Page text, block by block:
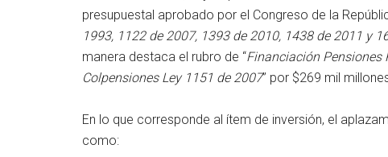
presupuestal aprobado por el Congreso de la
1993, 1122 de 2007, 1393 de 2010, 1438 de 2011 y
manera destaca el rubro de “Financiación Pensiones
Colpensiones Ley 1151 de 2007” por $269 mil
En lo que corresponde al ítem de inversión, el
como: